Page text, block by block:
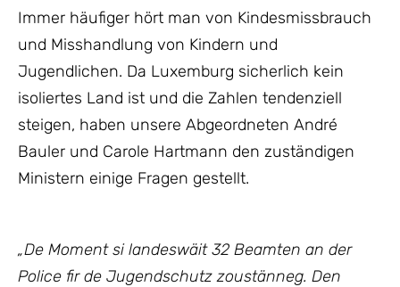
Immer häufiger hört man von Kindesmissbrauch
und Misshandlung von Kindern und
Jugendlichen. Da Luxemburg sicherlich kein
isoliertes Land ist und die Zahlen tendenziell
steigen, haben unsere Abgeordneten André
Bauler und Carole Hartmann den zuständigen
Ministern einige Fragen gestellt.
„De Moment si landeswäit 32 Beamten an der
Police fir de Jugendschutz zoustänneg. Den